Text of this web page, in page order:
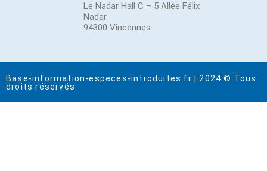
Le Nadar Hall C – 5 Allée Félix
Nadar
94300 Vincennes
Base-information-especes-introduites.fr | 2024 © Tous
droits réservés